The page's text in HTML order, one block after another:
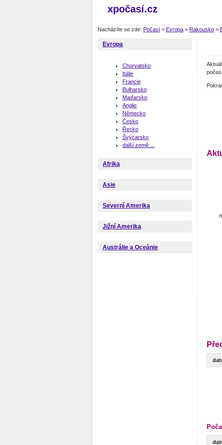
xpočasí.cz
Nacházíte se zde: Počasí > Evropa > Rakousko >
Evropa
Chorvatsko
Itálie
Francie
Bulharsko
Maďarsko
Anglie
Německo
Česko
Řecko
Švýcarsko
další země ...
Afrika
Asie
Severní Amerika
Jižní Amerika
Austrálie a Oceánie